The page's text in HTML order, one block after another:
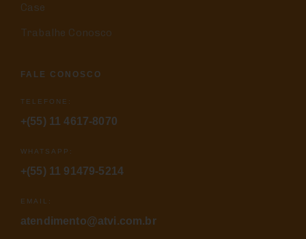
Case
Trabalhe Conosco
FALE CONOSCO
TELEFONE:
+(55) 11 4617-8070
WHATSAPP:
+(55) 11 91479-5214
EMAIL:
atendimento@atvi.com.br